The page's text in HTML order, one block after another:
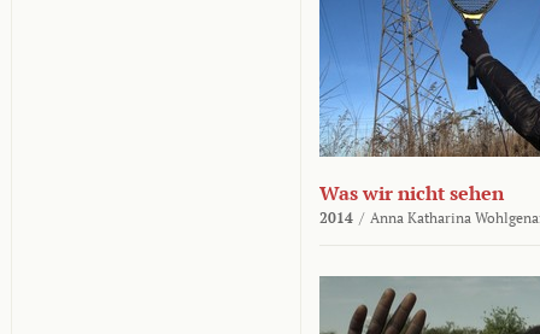
Was wir nicht sehen
2014 / Anna Katharina